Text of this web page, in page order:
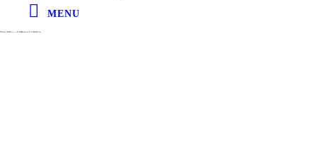
MENU
Χάρις Αλεξίου – «Ο Άνθρωπος Του Κάβου»